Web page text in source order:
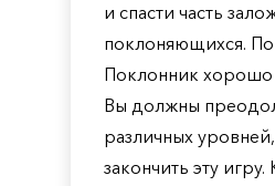
и спасти часть
поклоняющихся.
Поклонник
Вы должны
различных
закончить эту